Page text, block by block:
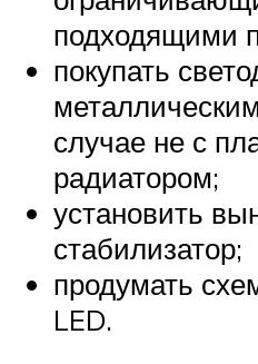
подходящими
покупать
случае не с
радиатором;
установить
стабилизатор;
продумать
LED.